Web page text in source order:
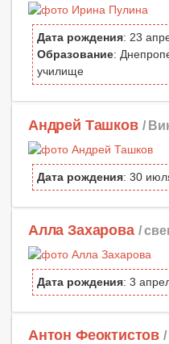
Дата рождения: 23
Образование:
училище
Андрей Ташков /
Дата рождения: 30
Алла Захарова /
Дата рождения: 3
Антон Феоктистов